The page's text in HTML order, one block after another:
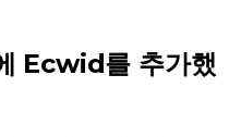
Ecwid를 추가했